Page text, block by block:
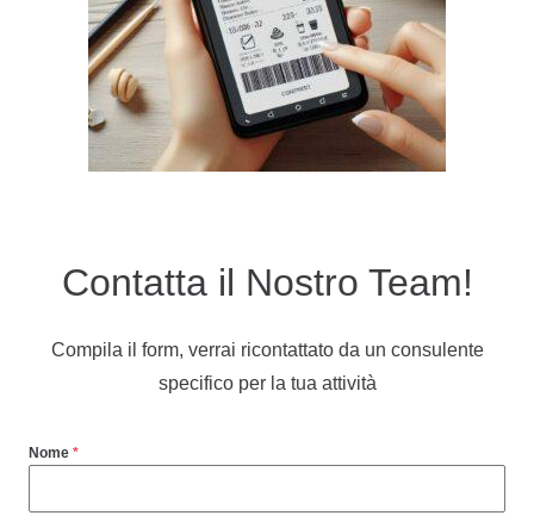
Contatta il Nostro Team!
Compila il form, verrai ricontattato da un consulente
specifico per la tua attività
Nome *